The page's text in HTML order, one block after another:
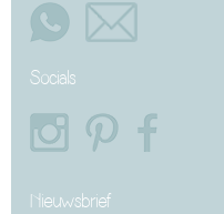
Socials
Nieuwsbrief